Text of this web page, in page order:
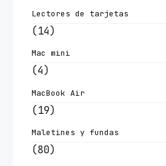
Lectores de tarjetas
(14)
Mac mini
(4)
MacBook Air
(19)
Maletines y fundas
(80)